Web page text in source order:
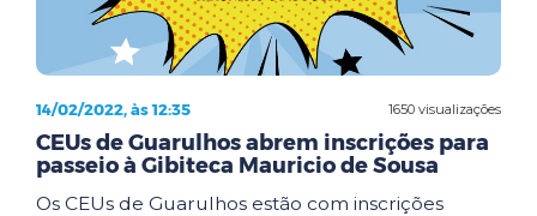
1650 visualizações
14/02/2022, às 12:35
CEUs de Guarulhos abrem inscrições para
passeio à Gibiteca Mauricio de Sousa
Os CEUs de Guarulhos estão com inscrições